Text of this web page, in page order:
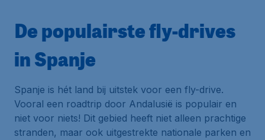
De populairste fly-drives
in Spanje
Spanje is hét land bij uitstek voor een fly-drive.
Vooral een roadtrip door Andalusië is populair en
niet voor niets! Dit gebied heeft niet alleen prachtige
stranden, maar ook uitgestrekte nationale parken en